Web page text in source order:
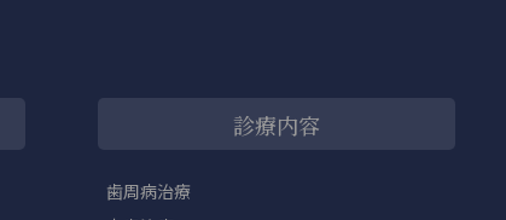
診療内容
歯周病治療